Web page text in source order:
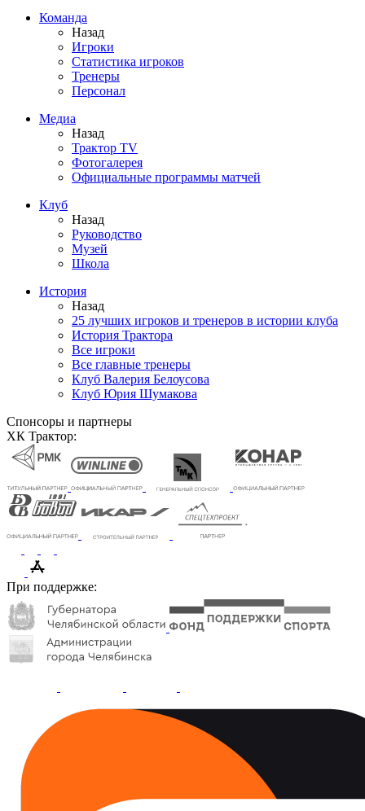
Команда
Назад
Игроки
Статистика игроков
Тренеры
Персонал
Медиа
Назад
Трактор TV
Фотогалерея
Официальные программы матчей
Клуб
Назад
Руководство
Музей
Школа
История
Назад
25 лучших игроков и тренеров в истории клуба
История Трактора
Все игроки
Все главные тренеры
Клуб Валерия Белоусова
Клуб Юрия Шумакова
Спонсоры и партнеры
ХК Трактор:
При поддержке: